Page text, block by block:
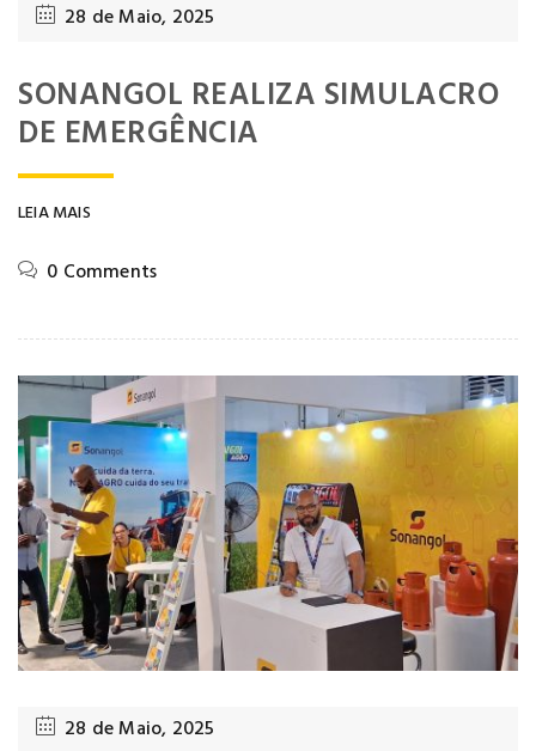
28 de Maio, 2025
SONANGOL REALIZA SIMULACRO
DE EMERGÊNCIA
LEIA MAIS
0 Comments
28 de Maio, 2025